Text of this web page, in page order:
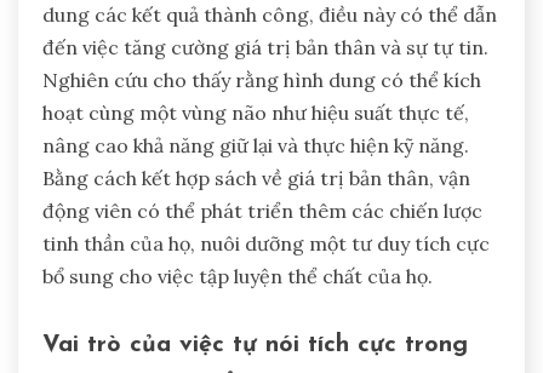
dung các kết quả thành công, điều này có thể dẫn
đến việc tăng cường giá trị bản thân và sự tự tin.
Nghiên cứu cho thấy rằng hình dung có thể kích
hoạt cùng một vùng não như hiệu suất thực tế,
nâng cao khả năng giữ lại và thực hiện kỹ năng.
Bằng cách kết hợp sách về giá trị bản thân, vận
động viên có thể phát triển thêm các chiến lược
tinh thần của họ, nuôi dưỡng một tư duy tích cực
bổ sung cho việc tập luyện thể chất của họ.
Vai trò của việc tự nói tích cực trong